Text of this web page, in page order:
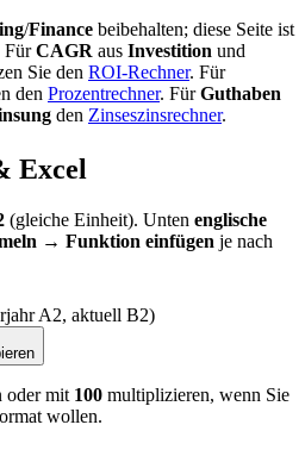
/Finance beibehalten; diese Seite ist
FürCAGR aus Investition und
Sie den ROI‑Rechner. Für
den Prozentrechner. FürGuthaben
den Zinseszinsrechner.
Excel
(gleiche Einheit). Unten englische
→ Funktion einfügen je nach
A2, aktuell B2)
oder mit 100 multiplizieren, wenn Sie
wollen.